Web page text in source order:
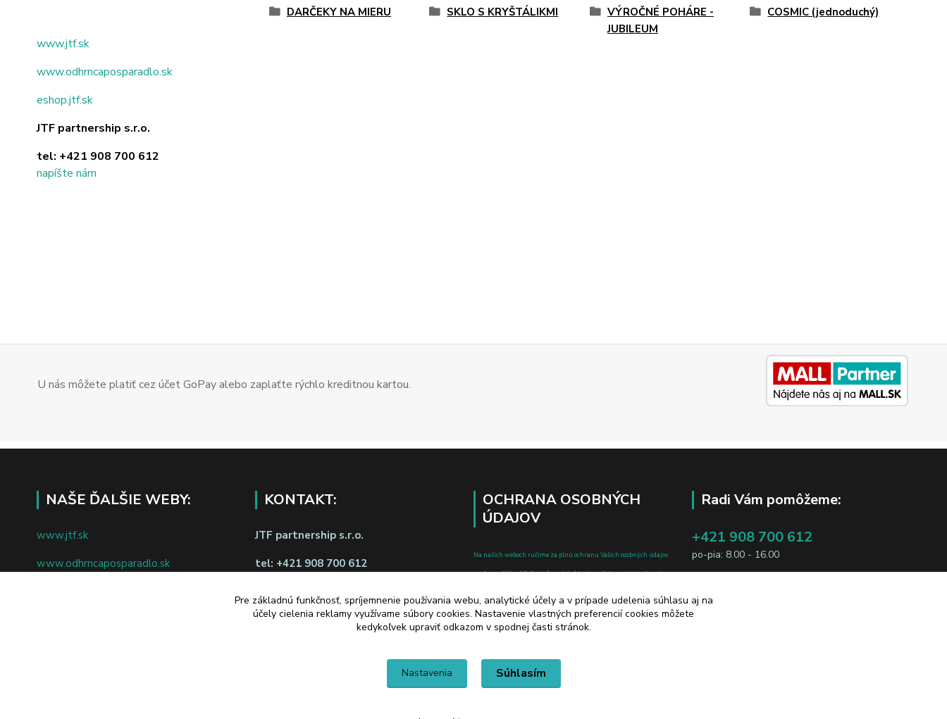
www.jtf.sk
www.odhrncaposparadlo.sk
eshop.jtf.sk
JTF partnership s.r.o.
tel: +421 908 700 612
napíšte nám
DARČEKY NA MIERU SKLO S KRYŠTÁLIKMI
VÝROČNÉ POHÁRE -
JUBILEUM
COSMIC (jednoduchý)
U nás môžete platiť cez účet GoPay alebo zaplaťte rýchlo kreditnou kartou.
NAŠE ĎALŠIE WEBY:
www.jtf.sk
www.odhrncaposparadlo.sk
KONTAKT:
JTF partnership s.r.o.
tel: +421 908 700 612
napíšte nám
Odstúpiť od zmluvy tu
OCHRANA OSOBNÝCH
ÚDAJOV
Na našich weboch ručíme za plnú ochranu Vašich osobných údajov
pred zneužitím. Všetky informácie, ktoré uvediete o svojej osobe, sú
a o zmene a doplnení niektorých zákonov.
Radi Vám pomôžeme:
+421 908 700 612
po-pia: 8.00 - 16.00
Pre základnú funkčnosť, spríjemnenie používania webu, analytické účely a v prípade udelenia súhlasu aj na
účely cielenia reklamy využívame súbory cookies. Nastavenie vlastných preferencií cookies môžete
kedykoľvek upraviť odkazom v spodnej časti stránok.
Nastavenia Súhlasím